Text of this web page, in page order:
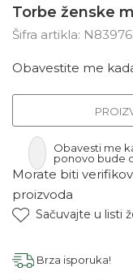
Torbe ženske
Šifra artikla: N83976
Obavestite me
Obavesti me
ponovo bude
Morate biti
proizvoda
Sačuvajte u listi
Brza isporuka!